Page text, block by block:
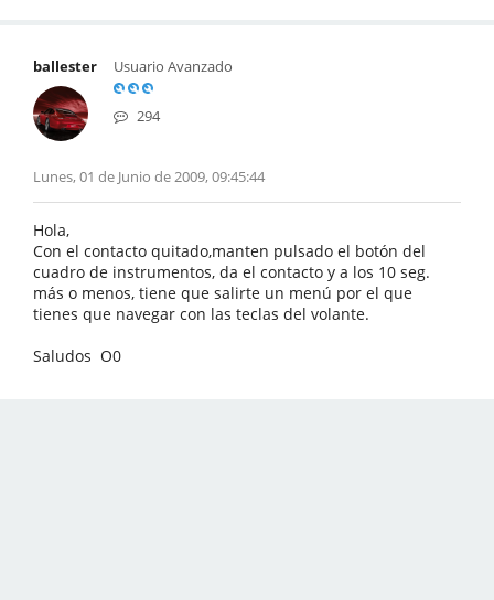
ballester Usuario Avanzado
294
Lunes, 01 de Junio de 2009, 09:45:44
Hola,
Con el contacto quitado,manten pulsado el botón del
cuadro de instrumentos, da el contacto y a los 10 seg.
más o menos, tiene que salirte un menú por el que
tienes que navegar con las teclas del volante.
Saludos O0